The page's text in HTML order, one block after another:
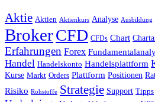
Aktie Aktien Aktienkurs Analyse Ausbildung
BrokerCFD CFDs Chart
Erfahrungen Forex
Handel Handelskonto Handelsplattform
Kurse Markt Orders Plattform Positionen
Risiko Rohstoffe Strategie Support Tipps